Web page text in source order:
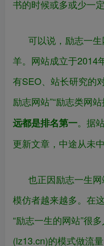
书的时候或多或少一
可以说，励志一
羊。网站成立于2014
有SEO、站长研究的
励志网站”“励志类网
远都是排名第一。据
更新文章，中途从未中
也正因励志一生
模仿者越来越多。在
“励志一生的网站”很
(lz13.cn)的模式做流量